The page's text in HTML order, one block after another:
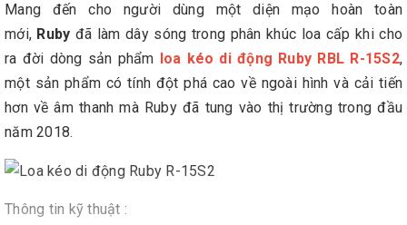
Mang đến cho người dùng một diện mạo hoàn toàn
mới, Ruby đã làm dây sóng trong phân khúc loa cấp khi cho
ra đời dòng sản phẩm loa kéo di động Ruby RBL R-15S2,
một sản phẩm có tính đột phá cao về ngoài hình và cải tiến
hơn về âm thanh mà Ruby đã tung vào thị trường trong đầu
năm 2018.
Thông tin kỹ thuật :